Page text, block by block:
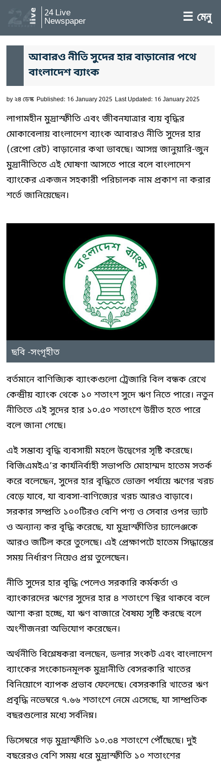
24 Live
Newspaper ☰ মেনু
আবারও নীতি সুদের হার বাড়ানোর পথে
বাংলাদেশ ব্যাংক
by২৪ ডেস্ক Published: 16 January 2025 Last Updated: 16 January 2025
লাগামহীন মুদ্রাস্ফীতি এবং জীবনযাত্রার ব্যয় বৃদ্ধির
মোকাবেলায় বাংলাদেশ ব্যাংক আবারও নীতি সুদের হার
(রেপো রেট) বাড়ানোর কথা ভাবছে। আসন্ন জানুয়ারি-জুন
মুদ্রানীতিতে এই ঘোষণা আসতে পারে বলে বাংলাদেশ
ব্যাংকের একজন সহকারী পরিচালক নাম প্রকাশ না করার
শর্তে জানিয়েছেন।
ছবি -সংগৃহীত
বর্তমানে বাণিজ্যিক ব্যাংকগুলো ট্রেজারি বিল বন্ধক রেখে
কেন্দ্রীয় ব্যাংক থেকে ১০ শতাংশ সুদে ঋণ নিতে পারে। নতুন
নীতিতে এই সুদের হার ১০.৫০ শতাংশে উন্নীত হতে পারে
বলে জানা গেছে।
এই সম্ভাব্য বৃদ্ধি ব্যবসায়ী মহলে উদ্বেগের সৃষ্টি করেছে।
বিজিএমইএ’র কার্যনির্বাহী সভাপতি মোহাম্মদ হাতেম সতর্ক
করে বলেছেন, সুদের হার বৃদ্ধিতে ভোক্তা পর্যায়ে ঋণের খরচ
বেড়ে যাবে, যা ব্যবসা-বাণিজ্যের খরচ আরও বাড়াবে।
সরকার সম্প্রতি ১০০টিরও বেশি পণ্য ও সেবার ওপর ভ্যাট
ও অন্যান্য কর বৃদ্ধি করেছে, যা মুদ্রাস্ফীতির চ্যালেঞ্জকে
আরও জটিল করে তুলেছে। এই প্রেক্ষাপটে হাতেম সিদ্ধান্তের
সময় নির্ধারণ নিয়েও প্রশ্ন তুলেছেন।
নীতি সুদের হার বৃদ্ধি পেলেও সরকারি কর্মকর্তা ও
ব্যাংকারদের ঋণের সুদের হার ৪ শতাংশে স্থির থাকবে বলে
আশা করা হচ্ছে, যা ঋণ বাজারে বৈষম্য সৃষ্টি করছে বলে
অংশীজনরা অভিযোগ করেছেন।
অর্থনীতি বিশ্লেষকরা বলছেন, ডলার সংকট এবং বাংলাদেশ
ব্যাংকের সংকোচনমূলক মুদ্রানীতি বেসরকারি খাতের
বিনিয়োগে ব্যাপক প্রভাব ফেলেছে। বেসরকারি খাতের ঋণ
প্রবৃদ্ধি নভেম্বরে ৭.৬৬ শতাংশে নেমে এসেছে, যা সাম্প্রতিক
বছরগুলোর মধ্যে সর্বনিম্ন।
ডিসেম্বরে গড় মুদ্রাস্ফীতি ১০.৩৪ শতাংশে পৌঁছেছে। দুই
বছরেরও বেশি সময় ধরে মুদ্রাস্ফীতি ১০ শতাংশের